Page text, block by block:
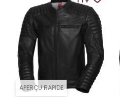
APERÇU RAPIDE